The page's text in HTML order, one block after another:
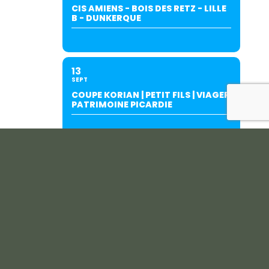
CIS AMIENS - BOIS DES RETZ - LILLE
B - DUNKERQUE
13
SEPT
COUPE KORIAN | PETIT FILS | VIAGER
PATRIMOINE PICARDIE